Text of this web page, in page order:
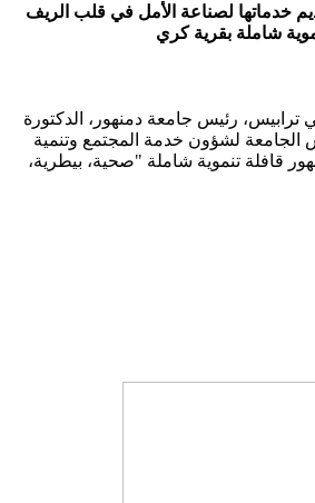
خدماتها لصناعة الأمل في قلب الريف
شاملة بقرية كري
ترابيس، رئيس جامعة دمنهور، الدكتورة
الجامعة لشؤون خدمة المجتمع وتنمية
قافلة تنموية شاملة "صحية، بيطرية،